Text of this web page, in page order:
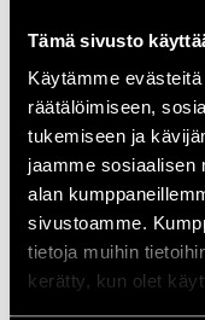
Tämä sivusto
Käytämme
räätälöimiseen,
tukemiseen ja
jaamme sosiaalisen
alan
sivustoamme.
tietoja muihin
kerätty, kun olet
Standardit:DIN
(poranterät)
Soveltuvuus:
Pakkaus:
Käyttökohteet